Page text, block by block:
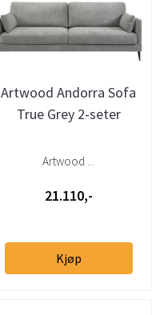
Artwood Andorra Sofa
True Grey 2-seter
Artwood ...
21.110,-
Kjøp